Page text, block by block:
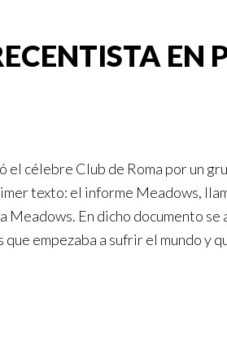
EN
el célebre Club de Roma por un
texto: el informe Meadows,
Meadows. En dicho documento
empezaba a sufrir el mundo y